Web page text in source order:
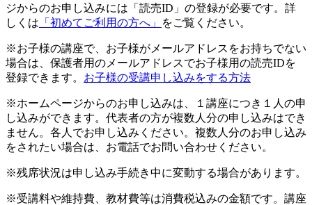
ジからのお申し込みには「読売ID」の登録が必要です。詳
しくは 「初めてご利用の方へ」 をご覧ください。
※お子様の講座で、お子様がメールアドレスをお持ちでない
場合は、保護者用のメールアドレスでお子様用の読売IDを
登録できます。 お子様の受講申し込みをする方法
※ホームページからのお申し込みは、１講座につき１人の申
し込みができます。代表者の方が複数人分の申し込みはでき
ません。各人でお申し込みください。複数人分のお申し込み
をされたい場合は、お電話でお問い合わせください。
※残席状況は申し込み手続き中に変動する場合があります。
※受講料や維持費、教材費等は消費税込みの金額です。講座